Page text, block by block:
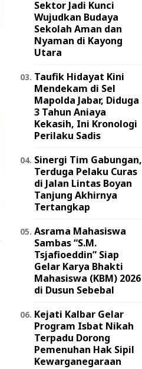
Sektor Jadi Kunci
Wujudkan Budaya
Sekolah Aman dan
Nyaman di Kayong
Utara
Taufik Hidayat Kini
Mendekam di Sel
Mapolda Jabar, Diduga
3 Tahun Aniaya
Kekasih, Ini Kronologi
Perilaku Sadis
Sinergi Tim Gabungan,
Terduga Pelaku Curas
di Jalan Lintas Boyan
Tanjung Akhirnya
Tertangkap
Asrama Mahasiswa
Sambas “S.M.
Tsjafioeddin” Siap
Gelar Karya Bhakti
Mahasiswa (KBM) 2026
di Dusun Sebebal
Kejati Kalbar Gelar
Program Isbat Nikah
Terpadu Dorong
Pemenuhan Hak Sipil
Kewarganegaraan